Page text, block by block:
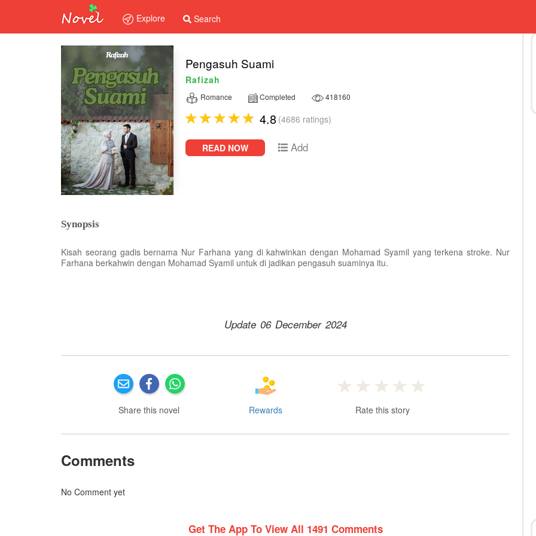
Explore Search
Pengasuh Suami
Rafizah
Romance Completed 418160
4.8 (4686 ratings)
READ NOW Add
Synopsis
Kisah seorang gadis bernama Nur Farhana yang di kahwinkan dengan Mohamad Syamil yang terkena stroke. Nur
Farhana berkahwin dengan Mohamad Syamil untuk di jadikan pengasuh suaminya itu.
Update 06 December 2024
Share this novel Rewards Rate this story
Comments
No Comment yet
Get The App To View All 1491 Comments